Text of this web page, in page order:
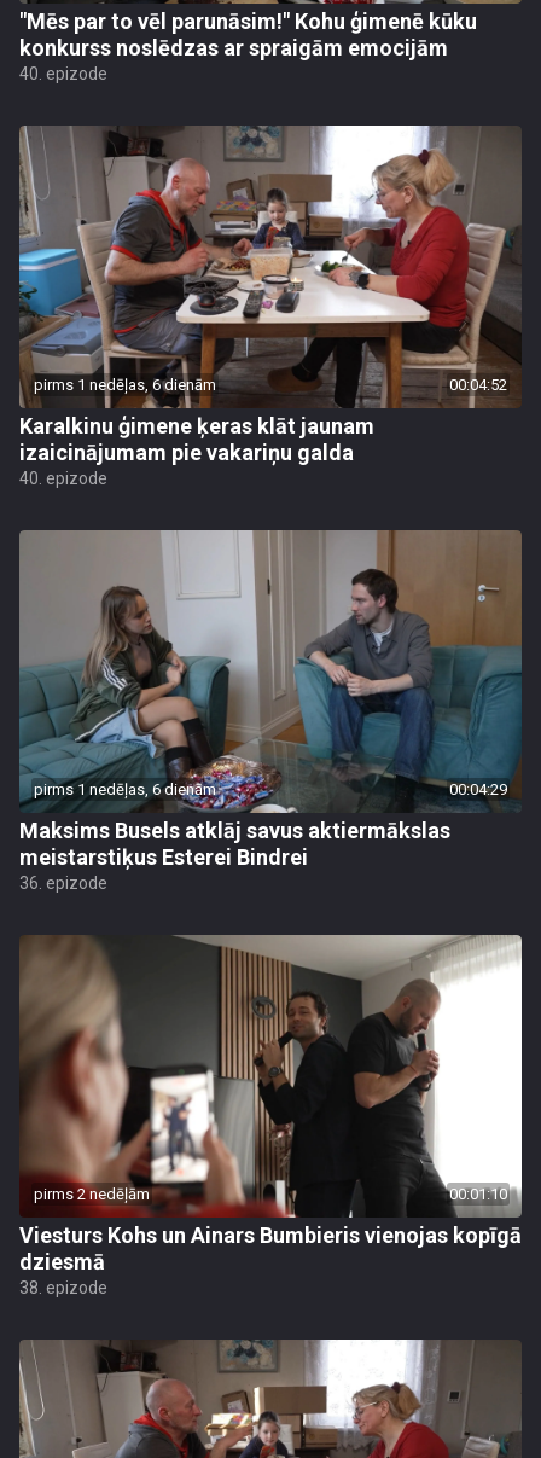
"Mēs par to vēl parunāsim!" Kohu ģimenē kūku
konkurss noslēdzas ar spraigām emocijām
40. epizode
pirms 1 nedēļas, 6 dienām 00:04:52
Karalkinu ģimene ķeras klāt jaunam
izaicinājumam pie vakariņu galda
40. epizode
pirms 1 nedēļas, 6 dienām 00:04:29
Maksims Busels atklāj savus aktiermākslas
meistarstiķus Esterei Bindrei
36. epizode
pirms 2 nedēļām 00:01:10
Viesturs Kohs un Ainars Bumbieris vienojas kopīgā
dziesmā
38. epizode